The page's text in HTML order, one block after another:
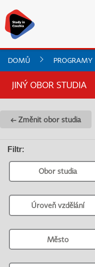
DOMŮ PROGRAMY
JINÝ OBOR STUDIA
← Změnit obor studia
Filtr:
Obor studia
Úroveň vzdělání
Město